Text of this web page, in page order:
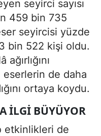
seyirci sayısı
459 bin 735
seyircisi yüzde
bin 522 kişi oldu.
de daha
ortaya koydu.
ILGI BÜYÜYOR
etkinlikleri de